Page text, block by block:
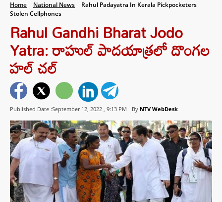
Home National News
Rahul Padayatra In Kerala Pickpocketers
Stolen Cellphones
Rahul Gandhi Bharat Jodo
Yatra: రాహుల్ పాదయాత్రలో దొంగల
హల్ చల్
Published Date :September 12, 2022 , 9:13 PM By NTV WebDesk